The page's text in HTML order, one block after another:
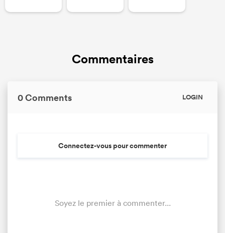
Commentaires
0 Comments LOGIN
Connectez-vous pour commenter
Soyez le premier à commenter...